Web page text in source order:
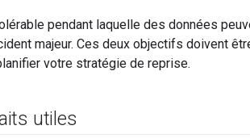
pendant laquelle des données
majeur. Ces deux objectifs doivent
votre stratégie de reprise.
utiles